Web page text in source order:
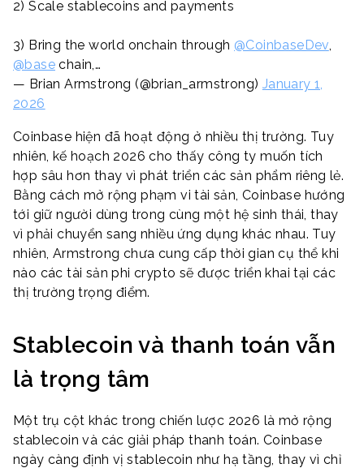
2) Scale stablecoins and payments
3) Bring the world onchain through @CoinbaseDev
@base chain,…
— Brian Armstrong (@brian_armstrong) January 1,
2026
Coinbase hiện đã hoạt động ở nhiều thị trường. Tuy
nhiên, kế hoạch 2026 cho thấy công ty muốn tích
hợp sâu hơn thay vì phát triển các sản phẩm riêng lẻ.
Bằng cách mở rộng phạm vi tài sản, Coinbase hướng
tới giữ người dùng trong cùng một hệ sinh thái, thay
vì phải chuyển sang nhiều ứng dụng khác nhau. Tuy
nhiên, Armstrong chưa cung cấp thời gian cụ thể khi
nào các tài sản phi crypto sẽ được triển khai tại các
thị trường trọng điểm.
Stablecoin và thanh toán vẫn
là trọng tâm
Một trụ cột khác trong chiến lược 2026 là mở rộng
stablecoin và các giải pháp thanh toán. Coinbase
ngày càng định vị stablecoin như hạ tầng, thay vì chỉ